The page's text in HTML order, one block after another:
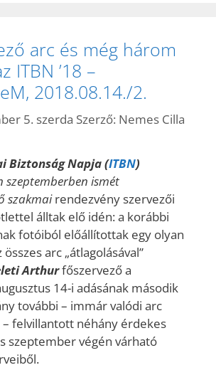
arc és még három
ITBN ’18 –
2018.08.14./2.
5. szerda Szerző: Nemes Cilla
Biztonság Napja (ITBN)
szeptemberben ismét
szakmairendezvény szervezői
álltak elő idén: a korábbi
fotóiból előállítottak egy olyan
arc „átlagolásával”
Arthurfőszervező a
14-i adásának második
további – immár valódi arc
felvillantott néhány érdekes
szeptember végén várható